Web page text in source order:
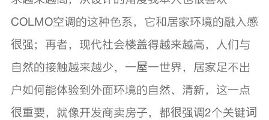
COLMO空调的这种色系，它和居家环境的融入感
很强；再者，现代社会楼盖得越来越高，人们与
自然的接触越来越少，一屋一世界，居家足不出
户如何能体验到外面环境的自然、清新，这一点
很重要，就像开发商卖房子，都很强调2个关键词